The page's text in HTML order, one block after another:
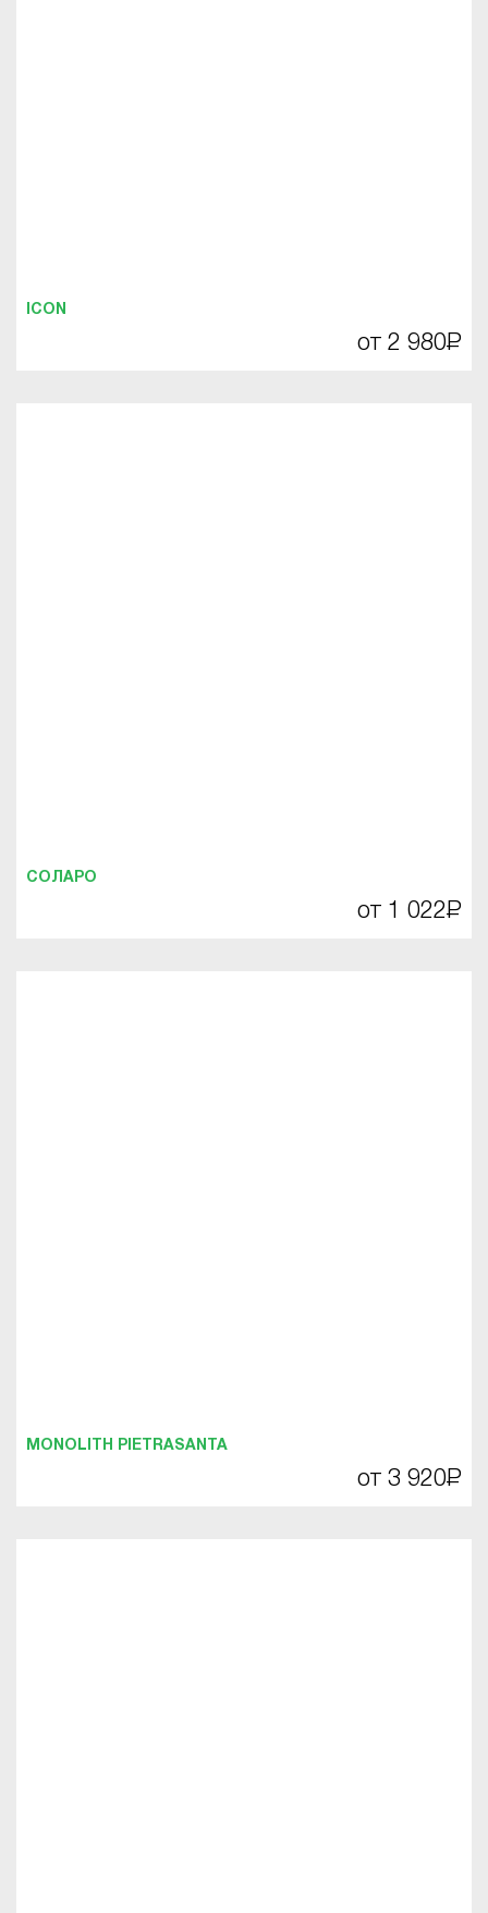
ICON
от 2 980Р
СОЛАРО
от 1 022Р
MONOLITH PIETRASANTA
от 3 920Р